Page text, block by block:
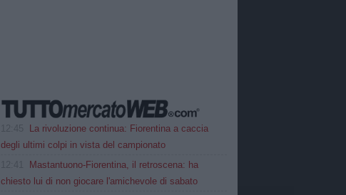
La rivoluzione continua: Fiorentina a caccia
degli ultimi colpi in vista del campionato
Mastantuono-Fiorentina, il retroscena: ha
chiesto lui di non giocare l'amichevole di sabato